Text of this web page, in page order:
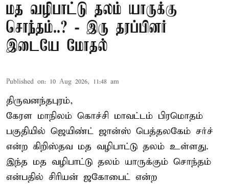
மத வழிபாட்டு தலம் யாருக்கு
சொந்தம்..? - இரு தரப்பினர்
இடையே மோதல்
Published on: 10 Aug 2026, 11:48 am
திருவனந்தபுரம்,
கேரள மாநிலம் கொச்சி மாவட்டம் பிரமொதம்
பகுதியில் ஜெயிண்ட் ஜான்ஸ் பெத்தலகேம் சர்ச்
என்ற கிறிஸ்தவ மத வழிபாட்டு தலம் உள்ளது.
இந்த மத வழிபாட்டு தலம் யாருக்கும் சொந்தம்
என்பதில் சிரியன் ஜகோபைட் என்ற